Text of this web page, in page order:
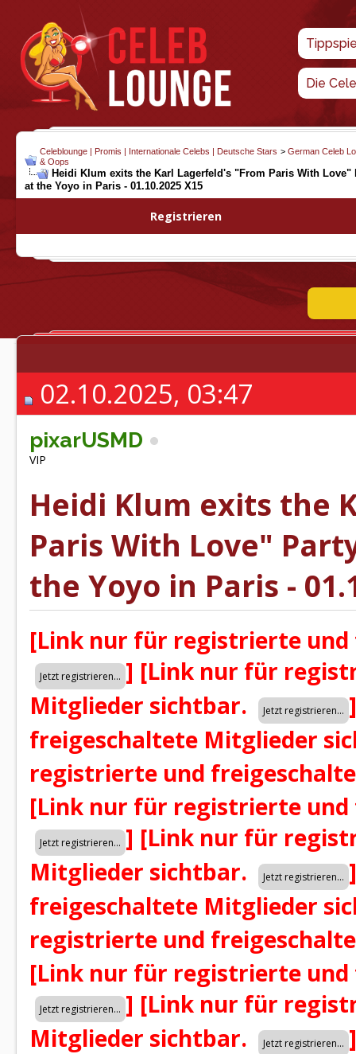
Die
Celeblounge | Promis | Internationale Celebs | Deutsche Stars > German Celeb
& Oops
Heidi Klum exits the Karl Lagerfeld's "From Paris With Love"
at the Yoyo in Paris - 01.10.2025 X15
Registrieren
02.10.2025, 03:47
pixarUSMD
VIP
Heidi Klum exits the
Paris With Love"
the Yoyo in Paris -
[Link nur für registrierte
] [Link nur für
Mitglieder sichtbar.
]
freigeschaltete Mitglieder
registrierte und
[Link nur für registrierte
] [Link nur für
Mitglieder sichtbar.
]
freigeschaltete Mitglieder
registrierte und
[Link nur für registrierte
] [Link nur für
Mitglieder sichtbar.
]